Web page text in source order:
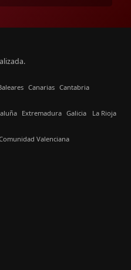
Canarias Cantabria
Extremadura Galicia La Rioja
Valenciana